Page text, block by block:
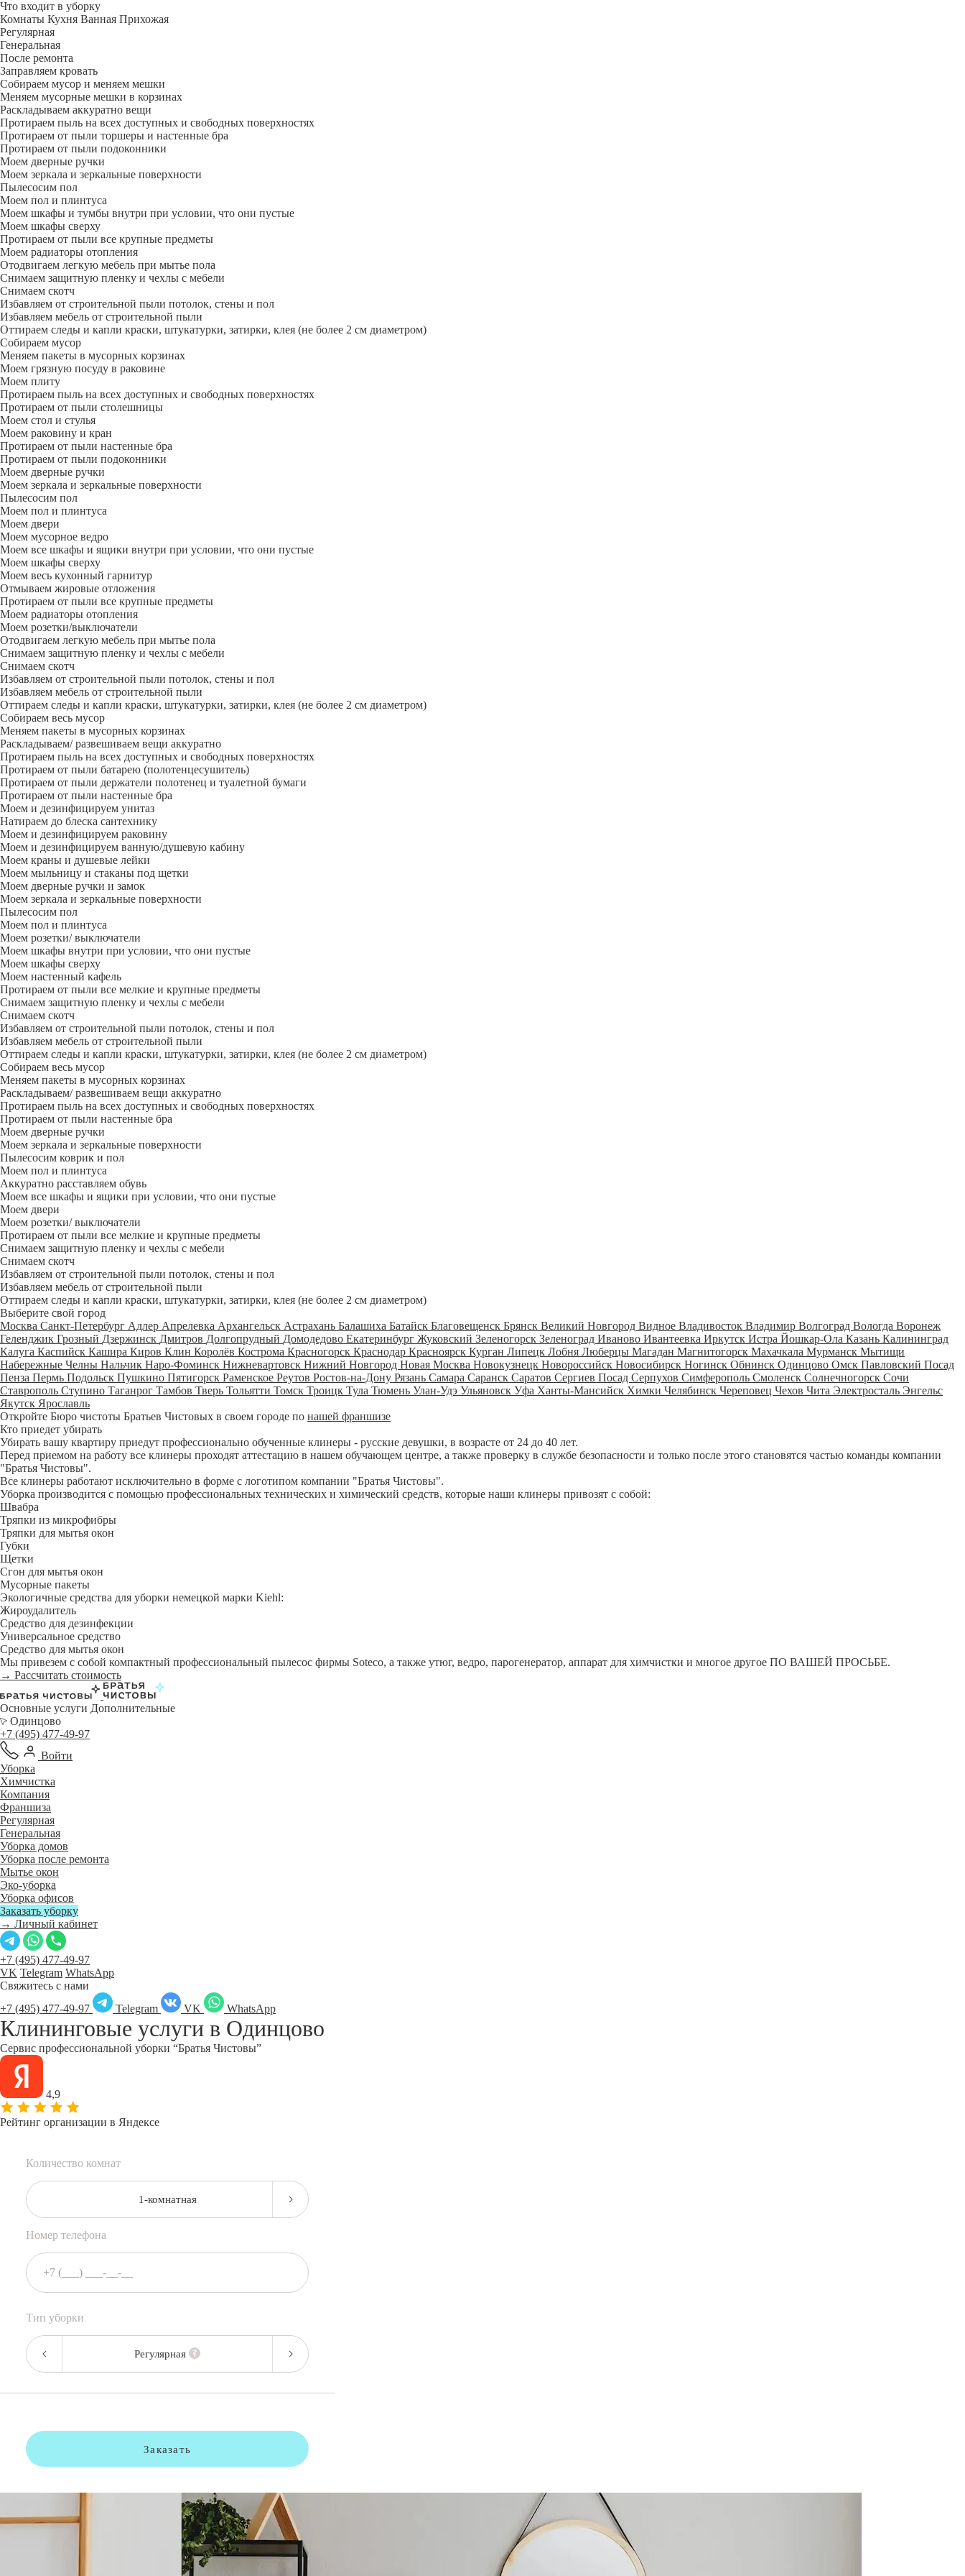
Что входит в уборку
Регу­лярная
Гене­ральная
После ремонта
Заправляем кровать
Собираем мусор и меняем мешки
Меняем мусорные мешки в корзинах
Раскладываем аккуратно вещи
Протираем пыль на всех доступных и свободных поверхностях
Протираем от пыли торшеры и настенные бра
Протираем от пыли подоконники
Моем дверные ручки
Моем зеркала и зеркальные поверхности
Пылесосим пол
Моем пол и плинтуса
Моем шкафы и тумбы внутри при условии, что они пустые
Моем шкафы сверху
Протираем от пыли все крупные предметы
Моем радиаторы отопления
Отодвигаем легкую мебель при мытье пола
Снимаем защитную пленку и чехлы с мебели
Снимаем скотч
Избавляем от строительной пыли потолок, стены и пол
Избавляем мебель от строительной пыли
Оттираем следы и капли краски, штукатурки, затирки, клея (не более 2 см диаметром)
Собираем мусор
Меняем пакеты в мусорных корзинах
Моем грязную посуду в раковине
Моем плиту
Протираем пыль на всех доступных и свободных поверхностях
Протираем от пыли столешницы
Моем стол и стулья
Моем раковину и кран
Протираем от пыли настенные бра
Протираем от пыли подоконники
Моем дверные ручки
Моем зеркала и зеркальные поверхности
Пылесосим пол
Моем пол и плинтуса
Моем двери
Моем мусорное ведро
Моем все шкафы и ящики внутри при условии, что они пустые
Моем шкафы сверху
Моем весь кухонный гарнитур
Отмываем жировые отложения
Протираем от пыли все крупные предметы
Моем радиаторы отопления
Моем розетки/выключатели
Отодвигаем легкую мебель при мытье пола
Снимаем защитную пленку и чехлы с мебели
Снимаем скотч
Избавляем от строительной пыли потолок, стены и пол
Избавляем мебель от строительной пыли
Оттираем следы и капли краски, штукатурки, затирки, клея (не более 2 см диаметром)
Собираем весь мусор
Меняем пакеты в мусорных корзинах
Раскладываем/ развешиваем вещи аккуратно
Протираем пыль на всех доступных и свободных поверхностях
Протираем от пыли батарею (полотенцесушитель)
Протираем от пыли держатели полотенец и туалетной бумаги
Протираем от пыли настенные бра
Моем и дезинфицируем унитаз
Натираем до блеска сантехнику
Моем и дезинфицируем раковину
Моем и дезинфицируем ванную/душевую кабину
Моем краны и душевые лейки
Моем мыльницу и стаканы под щетки
Моем дверные ручки и замок
Моем зеркала и зеркальные поверхности
Пылесосим пол
Моем пол и плинтуса
Моем розетки/ выключатели
Моем шкафы внутри при условии, что они пустые
Моем шкафы сверху
Моем настенный кафель
Протираем от пыли все мелкие и крупные предметы
Снимаем защитную пленку и чехлы с мебели
Снимаем скотч
Избавляем от строительной пыли потолок, стены и пол
Избавляем мебель от строительной пыли
Оттираем следы и капли краски, штукатурки, затирки, клея (не более 2 см диаметром)
Собираем весь мусор
Меняем пакеты в мусорных корзинах
Раскладываем/ развешиваем вещи аккуратно
Протираем пыль на всех доступных и свободных поверхностях
Протираем от пыли настенные бра
Моем дверные ручки
Моем зеркала и зеркальные поверхности
Пылесосим коврик и пол
Моем пол и плинтуса
Аккуратно расставляем обувь
Моем все шкафы и ящики при условии, что они пустые
Моем двери
Моем розетки/ выключатели
Протираем от пыли все мелкие и крупные предметы
Снимаем защитную пленку и чехлы с мебели
Снимаем скотч
Избавляем от строительной пыли потолок, стены и пол
Избавляем мебель от строительной пыли
Оттираем следы и капли краски, штукатурки, затирки, клея (не более 2 см диаметром)
Выберите свой город
Москва Санкт-Петербург Адлер Апрелевка Архангельск Астрахань Балашиха Батайск Благовещенск Брянск Великий Новгород Видное Владивосток Владимир Волгоград Вологда Воронеж
Геленджик Грозный Дзержинск Дмитров Долгопрудный Домодедово Екатеринбург Жуковский Зеленогорск Зеленоград Иваново Ивантеевка Иркутск Истра Йошкар-Ола Казань Калининград
Калуга Каспийск Кашира Киров Клин Королёв Кострома Красногорск Краснодар Красноярск Курган Липецк Лобня Люберцы Магадан Магнитогорск Махачкала Мурманск Мытищи
Набережные Челны Нальчик Наро-Фоминск Нижневартовск Нижний Новгород Новая Москва Новокузнецк Новороссийск Новосибирск Ногинск Обнинск Одинцово Омск Павловский Посад
Пенза Пермь Подольск Пушкино Пятигорск Раменское Реутов Ростов-на-Дону Рязань Самара Саранск Саратов Сергиев Посад Серпухов Симферополь Смоленск Солнечногорск Сочи
Ставрополь Ступино Таганрог Тамбов Тверь Тольятти Томск Троицк Тула Тюмень Улан-Удэ Ульяновск Уфа Ханты-Мансийск Химки Челябинск Череповец Чехов Чита Электросталь Энгельс
Якутск Ярославль
Откройте Бюро чистоты Братьев Чистовых в своем городе по нашей франшизе
Кто приедет убирать
Убирать вашу квартиру приедут профессионально обученные клинеры - русские девушки, в возрасте от 24 до 40 лет.
Перед приемом на работу все клинеры проходят аттестацию в нашем обучающем центре, а также проверку в службе безопасности и только после этого становятся частью команды компании
"Братья Чистовы".
Все клинеры работают исключительно в форме с логотипом компании "Братья Чистовы".
Уборка производится с помощью профессиональных технических и химический средств, которые наши клинеры привозят с собой:
Швабра
Тряпки из микрофибры
Тряпки для мытья окон
Губки
Щетки
Сгон для мытья окон
Мусорные пакеты
Экологичные средства для уборки немецкой марки Kiehl:
Жироудалитель
Средство для дезинфекции
Универсальное средство
Средство для мытья окон
Мы привезем с собой компактный профессиональный пылесос фирмы Soteco, а также утюг, ведро, парогенератор, аппарат для химчистки и многое другое ПО ВАШЕЙ ПРОСЬБЕ.
→ Рассчитать стоимость
Основные услуги Дополнительные
Одинцово
+7 (495) 477-49-97
Войти
Уборка
Химчистка
Компания
Франшиза
Регулярная
Генеральная
Уборка домов
Уборка после ремонта
Мытье окон
Эко-уборка
Уборка офисов
Заказать уборку
→ Личный кабинет
+7 (495) 477-49-97
VK Telegram WhatsApp
Свяжитесь с нами
+7 (495) 477-49-97
Telegram VK WhatsApp
Клининговые услуги в Одинцово
Сервис профессиональной уборки “Братья Чистовы”
4,9
Рейтинг организации в Яндексе
Количество комнат
1-комнатная
Номер телефона
Тип уборки
Регулярная
Заказать